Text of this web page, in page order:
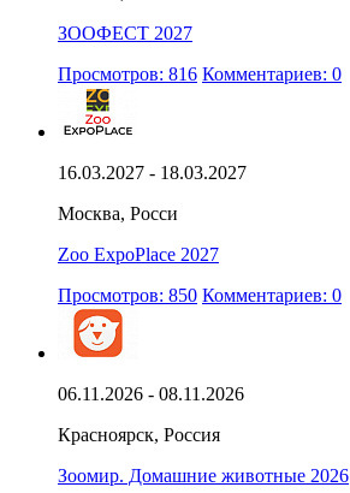
ЗООФЕСТ 2027
Просмотров: 816 Комментариев: 0
16.03.2027 - 18.03.2027
Москва, Росси
Zoo ExpoPlace 2027
Просмотров: 850 Комментариев: 0
06.11.2026 - 08.11.2026
Красноярск, Россия
Зоомир. Домашние животные 2026